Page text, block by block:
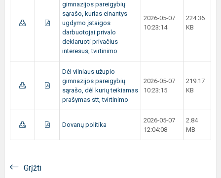
gimnazijos pareigybių
sąrašo, kurias einantys
ugdymo įstaigos
darbuotojai privalo
deklaruoti privačius
interesus, tvirtinimo
2026-05-07
10:23:14
224.36
KB
Dėl vilniaus užupio
gimnazijos pareigybių
sąrašo, dėl kurių teikiamas
prašymas stt, tvirtinimo
2026-05-07
10:23:15
219.17
KB
Dovanų politika
2026-05-07
12:04:08
2.84
MB
Grįžti